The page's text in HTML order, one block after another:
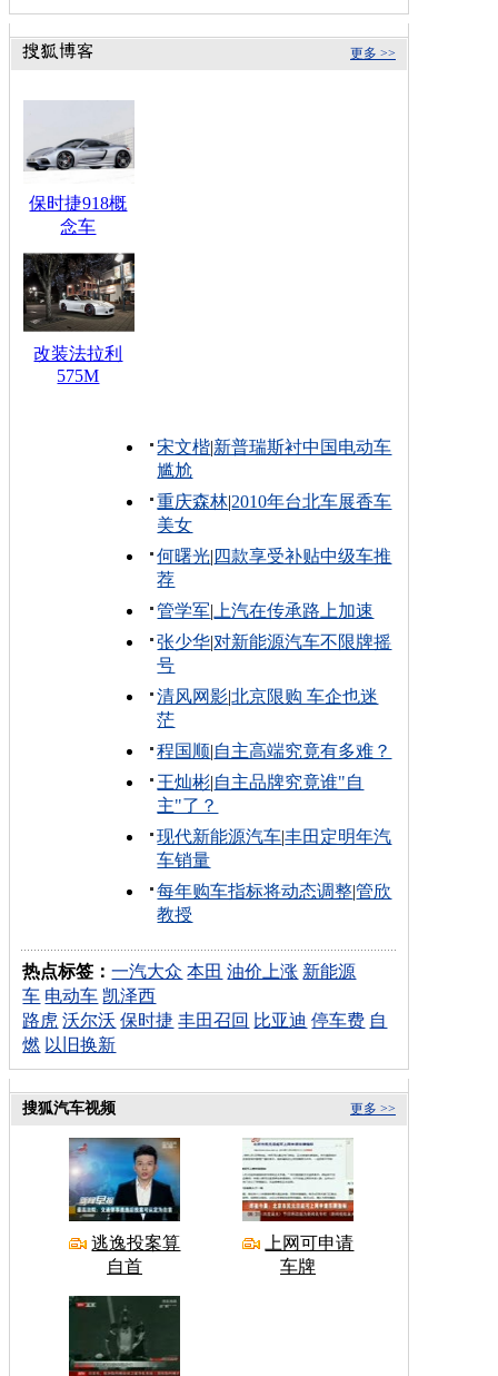
更多 >>
保时捷918概
念车
改装法拉利
575M
宋文楷|新普瑞斯衬中国电动车
尴尬
重庆森林|2010年台北车展香车
美女
何曙光| 四款享受补贴中级车推
荐
管学军| 上汽在传承路上加速
张少华|对新能源汽车不限牌摇
号
清风网影|北京限购 车企也迷
茫
程国顺|自主高端究竟有多难？
王灿彬|自主品牌究竟谁"自
主"了？
现代新能源汽车|丰田定明年汽
车销量
每年购车指标将动态调整|管欣
教授
热点标签：一汽大众 本田 油价上涨 新能源
车 电动车 凯泽西
路虎 沃尔沃 保时捷 丰田召回 比亚迪 停车费 自
燃 以旧换新
更多 >>
搜狐汽车视频
逃逸投案算
自首
上网可申请
车牌